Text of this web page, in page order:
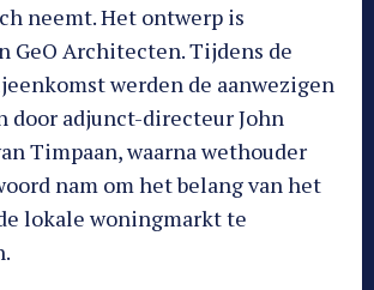
neemt. Het ontwerp is
GeO Architecten. Tijdens de
werden de aanwezigen
door adjunct-directeur John
Timpaan, waarna wethouder
nam om het belang van het
lokale woningmarkt te